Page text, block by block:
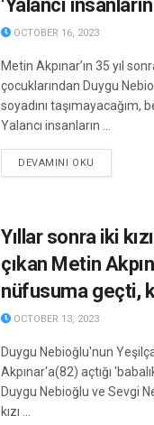
‘Yalancı
OCTOBER 16, 2023
Metin Akpınar’ın 35 yıl
çocuklarından Duygu
soyadını taşımayacağım,
Yalancı insanların ...
DEVAMINI OKU
Yıllar sonra iki
çıkan Metin
nüfusuma geçti,
OCTOBER 13, 2023
Duygu Nebioğlu'nun
Akpınar'a(82) açtığı
Duygu Nebioğlu ve Sevgi
kızı ...